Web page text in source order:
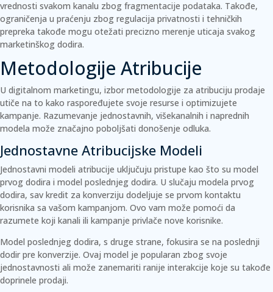
vrednosti svakom kanalu zbog fragmentacije podataka. Takođe,
ograničenja u praćenju zbog regulacija privatnosti i tehničkih
prepreka takođe mogu otežati precizno merenje uticaja svakog
marketinškog dodira.
Metodologije Atribucije
U digitalnom marketingu, izbor metodologije za atribuciju prodaje
utiče na to kako raspoređujete svoje resurse i optimizujete
kampanje. Razumevanje jednostavnih, višekanalnih i naprednih
modela može značajno poboljšati donošenje odluka.
Jednostavne Atribucijske Modeli
Jednostavni modeli atribucije uključuju pristupe kao što su model
prvog dodira i model poslednjeg dodira. U slučaju modela prvog
dodira, sav kredit za konverziju dodeljuje se prvom kontaktu
korisnika sa vašom kampanjom. Ovo vam može pomoći da
razumete koji kanali ili kampanje privlače nove korisnike.
Model poslednjeg dodira, s druge strane, fokusira se na poslednji
dodir pre konverzije. Ovaj model je popularan zbog svoje
jednostavnosti ali može zanemariti ranije interakcije koje su takođe
doprinele prodaji.